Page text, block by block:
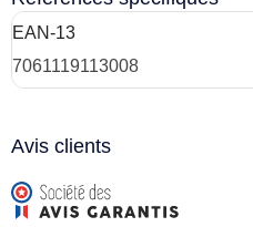
EAN-13
7061119113008
Avis clients